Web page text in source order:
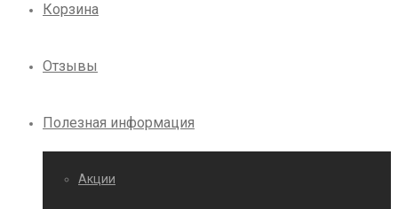
Корзина
Отзывы
Полезная информация
Акции